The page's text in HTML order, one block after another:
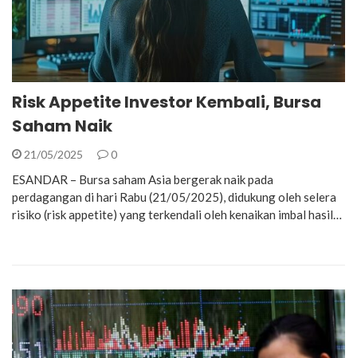
Risk Appetite Investor Kembali, Bursa
Saham Naik
21/05/2025 0
ESANDAR – Bursa saham Asia bergerak naik pada
perdagangan di hari Rabu (21/05/2025), didukung oleh selera
risiko (risk appetite) yang terkendali oleh kenaikan imbal hasil…